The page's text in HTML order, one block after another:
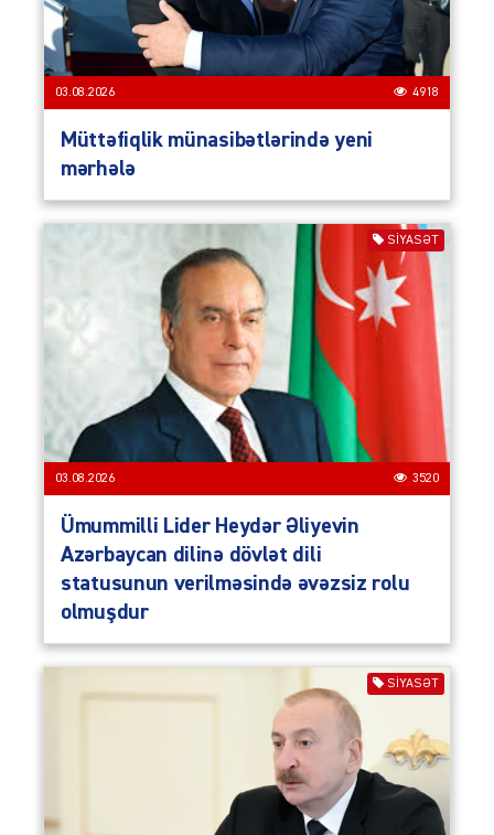
03.08.2026 4918
Müttəfiqlik münasibətlərində yeni
mərhələ
SIYASƏT
03.08.2026 3520
Ümummilli Lider Heydər Əliyevin
Azərbaycan dilinə dövlət dili
statusunun verilməsində əvəzsiz rolu
olmuşdur
SIYASƏT